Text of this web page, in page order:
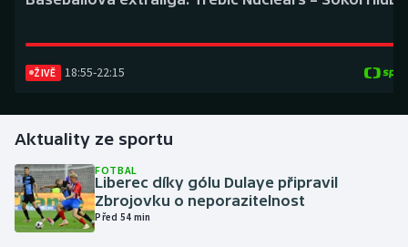
Florbal
Golf
Gymnastika
ŽIVĚ 18:55-22:15
Aktuality ze sportu
FOTBAL
Liberec díky gólu Dulaye připravil
Zbrojovku o neporazitelnost
Před 54 min